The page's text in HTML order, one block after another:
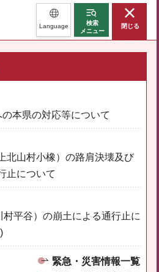
Language
検索
メニュー
閉じる
本県の対応等について
北山村小橡）の路肩決壊及び
止について
村平谷）の崩土による通行止に
緊急・災害情報一覧